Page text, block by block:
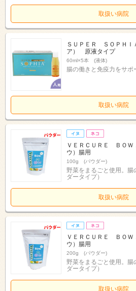
取扱い病院
ＳＵＰＥＲ ＳＯＰＨＩ
ア） 原液タイプ
60ml×5本 (液体)
腸の働きと免疫力をサポ
取扱い病院
ＶＥＲＣＵＲＥ ＢＯＷ
ウ）腸用
100g (パウダー)
野菜をまるごと使用。腸
ダータイプ）
取扱い病院
ＶＥＲＣＵＲＥ ＢＯＷ
ウ）腸用
200g (パウダー)
野菜をまるごと使用。腸
ダータイプ）
取扱い病院